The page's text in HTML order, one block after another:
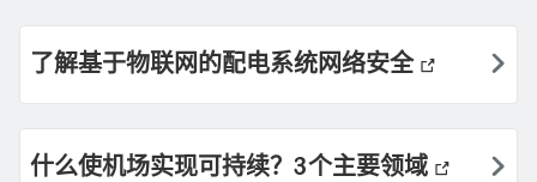
了解基于物联网的配电系统网络安全
什么使机场实现可持续？3个主要领域